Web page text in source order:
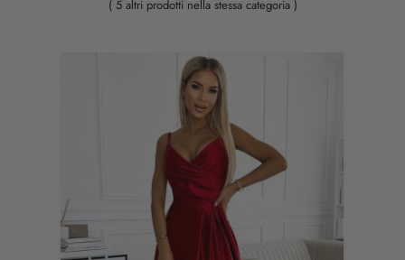
( 5 altri prodotti nella stessa categoria )